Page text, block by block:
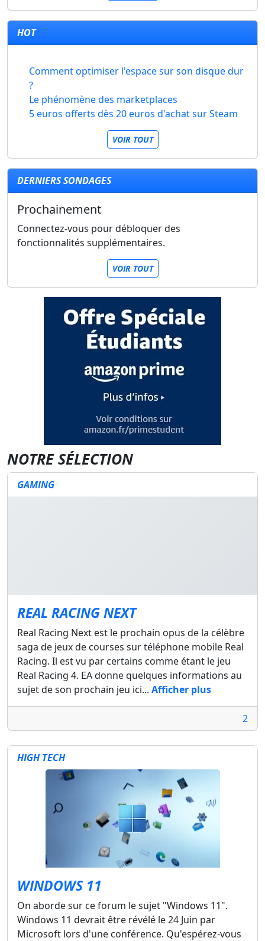
HOT
Comment optimiser l'espace sur son disque dur
?
Le phénomène des marketplaces
5 euros offerts dès 20 euros d'achat sur Steam
VOIR TOUT
DERNIERS SONDAGES
Prochainement
Connectez-vous pour débloquer des
fonctionnalités supplémentaires.
VOIR TOUT
NOTRE SÉLECTION
GAMING
REAL RACING NEXT
Real Racing Next est le prochain opus de la célèbre
saga de jeux de courses sur téléphone mobile Real
Racing. Il est vu par certains comme étant le jeu
Real Racing 4. EA donne quelques informations au
sujet de son prochain jeu ici... Afficher plus
2
HIGH TECH
WINDOWS 11
On aborde sur ce forum le sujet "Windows 11".
Windows 11 devrait être révélé le 24 Juin par
Microsoft lors d'une conférence. Qu'espérez-vous